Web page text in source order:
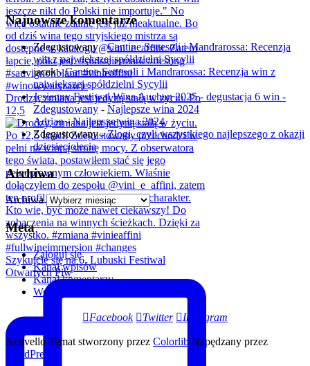
Drodzy, zmiana jest jedyną stałą w życiu. Po
12,5
Szykujcie się na 6. Lubuski Festiwal
Otwartych Piw
Najnowsze komentarze
Zdegustowany-Cantine Settesoli i Mandrarossa: Recenzja
win z największej spółdzielni Sycylii
jacek-Cantine Settesoli i Mandrarossa: Recenzja win z
największej spółdzielni Sycylii
Jesienny Festiwal Wina Auchan 2025 - degustacja 6 win -
Zdegustowany - Najlepsze wina 2024
Adrian-Najlepsze wina 2024
Zdegustowany-Złogi, czyli wszystkiego najlepszego z okazji
dziesięciolecia
Archiwa
Archiwa
Meta
Zaloguj się
Kanał wpisów
Kanał komentarzy
WordPress.org
Facebook Twitter Instagram
Activello Temat stworzony przez Colorlib Napędzany przez
WordPress